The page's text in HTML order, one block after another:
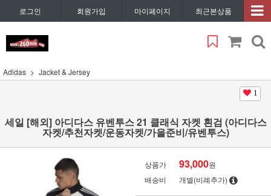
로그인 회원가입 마이페이지 최근본상품
Adidas Jacket & Jersey
1
세일 [해외] 아디다스 유벤투스 21 클래식 자켓 흰검 (아디다스
자켓/추천자켓/운동자켓/가을준비/유벤투스)
상품가 93,000원
배송비
개별(비례추가)